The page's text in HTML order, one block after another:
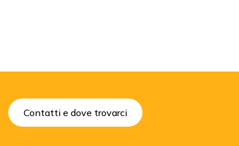
Contatti e dove trovarci